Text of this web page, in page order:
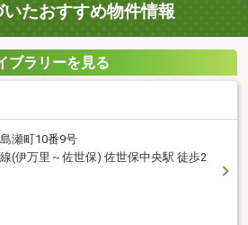
たおすすめ物件情報
ブラリーを見る
瀬町10番9号
(伊万里～佐世保) 佐世保中央駅 徒歩2